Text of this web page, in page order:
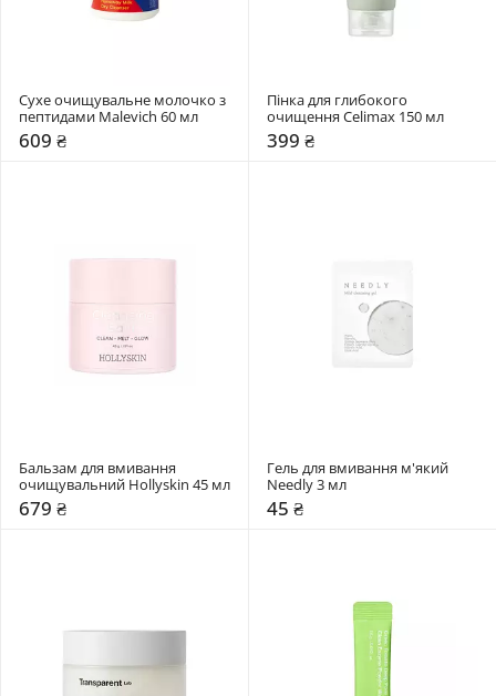
Сухе очищувальне молочко з
пептидами Malevich 60 мл
609 ₴
Пінка для глибокого
очищення Celimax 150 мл
399 ₴
Бальзам для вмивання
очищувальний Hollyskin 45 мл
679 ₴
Гель для вмивання м'який
Needly 3 мл
45 ₴